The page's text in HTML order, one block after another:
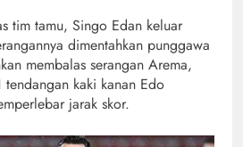
tim tamu, Singo Edan keluar
dimentahkan punggawa
membalas serangan Arema,
kaki kanan Edo
jarak skor.